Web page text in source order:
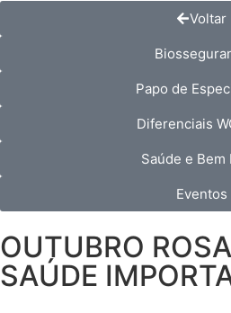
Voltar
Papo de
Diferenciais
Saúde e Bem
Eventos
OUTUBRO
SAÚDE